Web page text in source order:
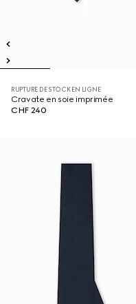
RUPTURE DE STOCK EN LIGNE
Cravate en soie imprimée
CHF 240